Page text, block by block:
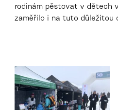
rodinám pěstovat v dětech
zaměřilo i na tuto důležitou